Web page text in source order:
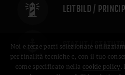
LEITBILD /
STATUT / STATUTO
Noi e terze parti selezionate
per finalità tecniche e, con il tuo
come specificato nella cookie policy.